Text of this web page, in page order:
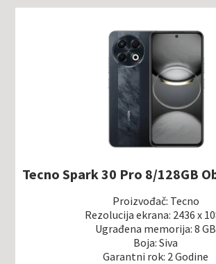
Tecno Spark 30 Pro 8/128GB
Proizvođač: Tecno
Rezolucija ekrana: 2436 x
Ugrađena memorija: 8 GB
Boja: Siva
Garantni rok: 2 Godine